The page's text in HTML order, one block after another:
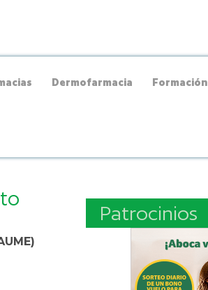
Dermofarmacia Formación
Patrocinios